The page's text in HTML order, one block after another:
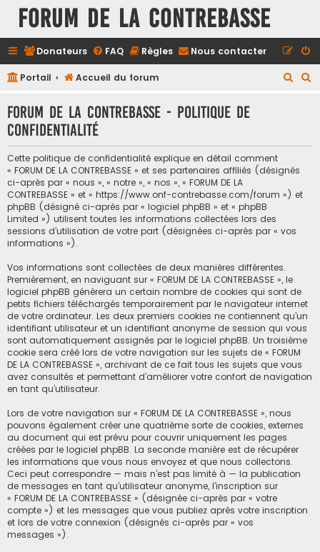
FORUM DE LA CONTREBASSE
Donateurs FAQ Règles Nous contacter
Portail Accueil du forum
r
FORUM DE LA CONTREBASSE - Politique de
confidentialité
Cette politique de confidentialité explique en détail comment
« FORUM DE LA CONTREBASSE » et ses partenaires affiliés (désignés
ci-après par « nous », « notre », « nos », « FORUM DE LA
CONTREBASSE » et « https://www.onf-contrebasse.com/forum ») et
phpBB (désigné ci-après par « logiciel phpBB » et « phpBB
Limited ») utilisent toutes les informations collectées lors des
sessions d’utilisation de votre part (désignées ci-après par « vos
informations »).
Vos informations sont collectées de deux manières différentes.
Premièrement, en naviguant sur « FORUM DE LA CONTREBASSE », le
logiciel phpBB génèrera un certain nombre de cookies qui sont de
petits fichiers téléchargés temporairement par le navigateur internet
de votre ordinateur. Les deux premiers cookies ne contiennent qu’un
identifiant utilisateur et un identifiant anonyme de session qui vous
sont automatiquement assignés par le logiciel phpBB. Un troisième
cookie sera créé lors de votre navigation sur les sujets de « FORUM
DE LA CONTREBASSE », archivant de ce fait tous les sujets que vous
avez consultés et permettant d’améliorer votre confort de navigation
en tant qu’utilisateur.
Lors de votre navigation sur « FORUM DE LA CONTREBASSE », nous
pouvons également créer une quatrième sorte de cookies, externes
au document qui est prévu pour couvrir uniquement les pages
créées par le logiciel phpBB. La seconde manière est de récupérer
les informations que vous nous envoyez et que nous collectons.
Ceci peut correspondre — mais n’est pas limité à — la publication
de messages en tant qu’utilisateur anonyme, l’inscription sur
« FORUM DE LA CONTREBASSE » (désignée ci-après par « votre
compte ») et les messages que vous publiez après votre inscription
et lors de votre connexion (désignés ci-après par « vos
messages »).